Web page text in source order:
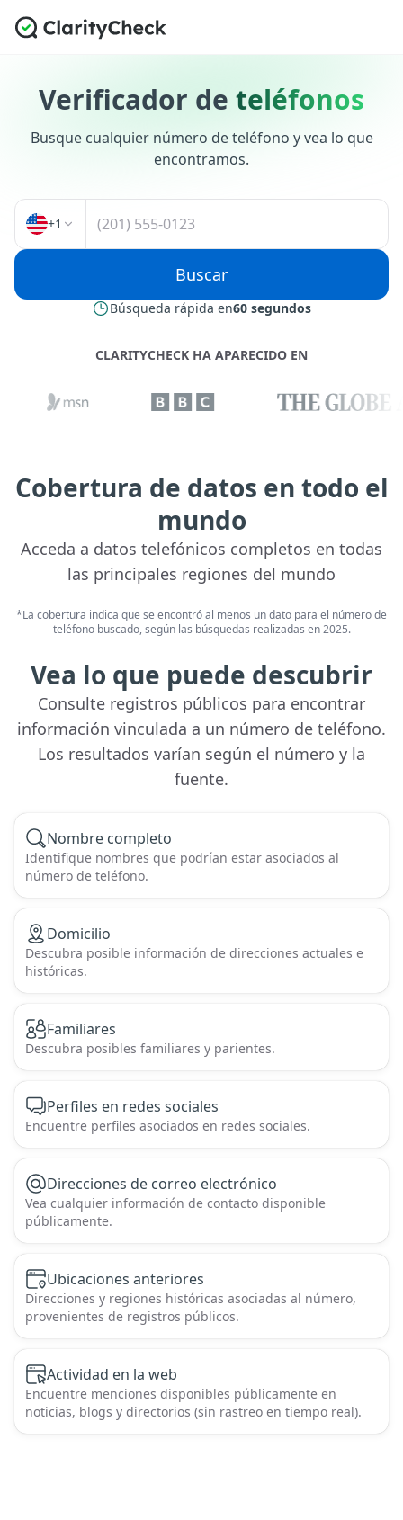
Verificador de teléfonos
Busque cualquier número de teléfono y vea lo que
encontramos.
+1
Buscar
Búsqueda rápida en60 segundos
CLARITYCHECK HA APARECIDO EN
Cobertura de datos en todo el
mundo
Acceda a datos telefónicos completos en todas
las principales regiones del mundo
*La cobertura indica que se encontró al menos un dato para el número de
teléfono buscado, según las búsquedas realizadas en 2025.
Vea lo que puede descubrir
Consulte registros públicos para encontrar
información vinculada a un número de teléfono.
Los resultados varían según el número y la
fuente.
Nombre completo
Identifique nombres que podrían estar asociados al
número de teléfono.
Domicilio
Descubra posible información de direcciones actuales e
históricas.
Familiares
Descubra posibles familiares y parientes.
Perfiles en redes sociales
Encuentre perfiles asociados en redes sociales.
Direcciones de correo electrónico
Vea cualquier información de contacto disponible
públicamente.
Ubicaciones anteriores
Direcciones y regiones históricas asociadas al número,
provenientes de registros públicos.
Actividad en la web
Encuentre menciones disponibles públicamente en
noticias, blogs y directorios (sin rastreo en tiempo real).